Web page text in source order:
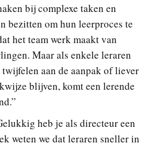
bij complexe taken en
bezitten om hun leerproces te
het team werk maakt van
Maar als enkele leraren
aan de aanpak of liever
blijven, komt een lerende
heb je als directeur een
weten we dat leraren sneller in